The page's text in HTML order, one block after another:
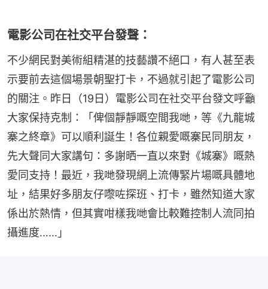
電影公司在社交平台發聲：
不少網民對美術組精湛的技藝讚不絕口，有人甚至表
示要前去這個場景朝聖打卡，不過就引起了電影公司
的關注。昨日（19日）電影公司在社交平台發文呼籲
大家保持克制：「俾個靜靜嘅空間我哋，等《九龍城
寨之終章》可以順利誕生！各位親愛嘅寨民同朋友，
先大聲同大家講句：多謝晒一直以來對《城寨》嘅熱
愛同支持！最近，我哋發現網上流傳緊片場嘅具體地
址，結果好多朋友仔嚟咗探班、打卡，雖然知道大家
係出於熱情，但其實咁樣我哋會比較難控制人流同拍
攝進度……」